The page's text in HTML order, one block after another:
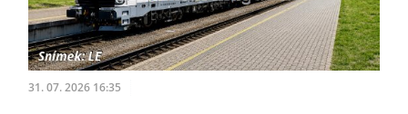
31. 07. 2026 16:35